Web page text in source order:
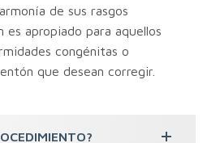
de sus rasgos
es apropiado para aquellos
congénitas o
que desean corregir.